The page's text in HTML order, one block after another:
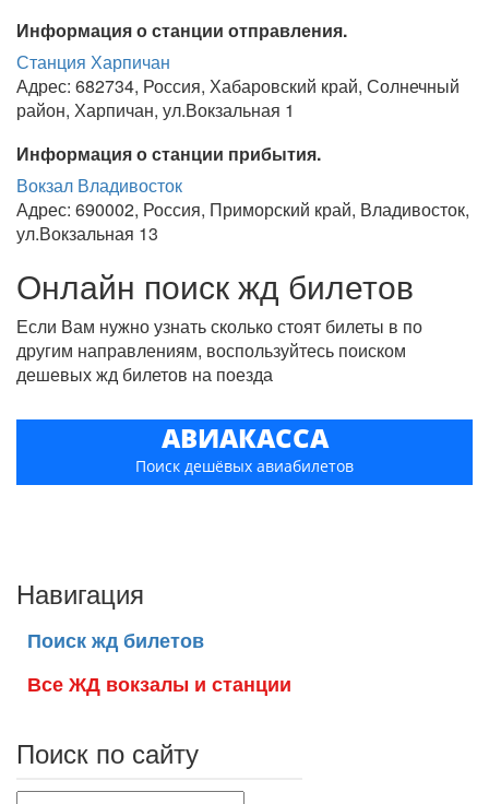
Информация о станции отправления.
Станция Харпичан
Адрес: 682734, Россия, Хабаровский край, Солнечный
район, Харпичан, ул.Вокзальная 1
Информация о станции прибытия.
Вокзал Владивосток
Адрес: 690002, Россия, Приморский край, Владивосток,
ул.Вокзальная 13
Онлайн поиск жд билетов
Если Вам нужно узнать сколько стоят билеты в по
другим направлениям, воспользуйтесь поиском
дешевых жд билетов на поезда
АВИАКАССА
Поиск дешёвых авиабилетов
Навигация
Поиск жд билетов
Все ЖД вокзалы и станции
Поиск по сайту